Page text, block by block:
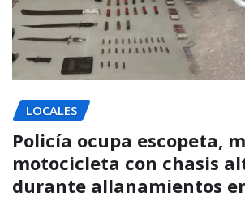
LOCALES
Policía ocupa escopeta,
motocicleta con chasis
durante allanamientos